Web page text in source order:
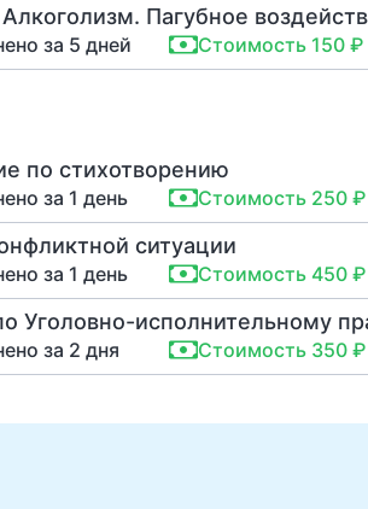
Пагубное
за 5 дней Стоимость 150 ₽
по стихотворению
за 1 день Стоимость 250 ₽
ситуации
за 1 день Стоимость 450 ₽
Уголовно-исполнительному
за 2 дня Стоимость 350 ₽